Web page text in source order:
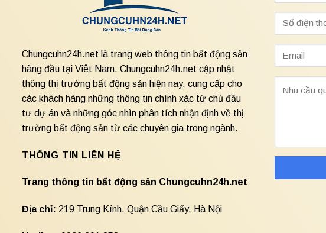
Chungcuhn24h.net là trang web thông tin bất động sản
hàng đầu tại Việt Nam. Chungcuhn24h.net cập nhật
thông thị trường bất động sản hiện nay, cung cấp cho
các khách hàng những thông tin chính xác từ chủ đầu
tư dự án và những góc nhìn phân tích nhận định về thị
trường bất động sản từ các chuyên gia trong ngành.
THÔNG TIN LIÊN HỆ
Trang thông tin bất động sản Chungcuhn24h.net
Địa chỉ: 219 Trung Kính, Quận Cầu Giấy, Hà Nội